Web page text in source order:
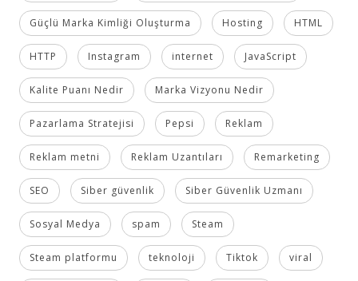
Güçlü Marka Kimliği Oluşturma Hosting HTML
HTTP Instagram internet JavaScript
Kalite Puanı Nedir Marka Vizyonu Nedir
Pazarlama Stratejisi Pepsi Reklam
Reklam metni Reklam Uzantıları Remarketing
SEO Siber güvenlik Siber Güvenlik Uzmanı
Sosyal Medya spam Steam
Steam platformu teknoloji Tiktok viral